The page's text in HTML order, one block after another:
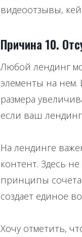
видеоотзывы,
Причина 10.
Любой лендинг
элементы на нем.
размера
если ваш
На лендинге
контент. Здесь
принципы
создает единое
Хочу отметить,